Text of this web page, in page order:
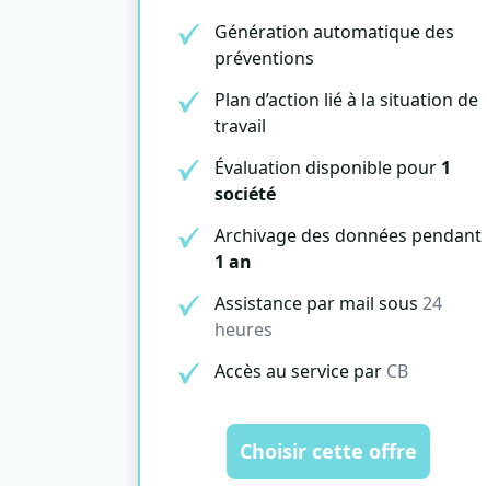
Génération automatique des
préventions
Plan d’action lié à la situation de
travail
Évaluation disponible pour 1
société
Archivage des données pendant
1 an
Assistance par mail sous 24
heures
Accès au service par CB
Choisir cette offre